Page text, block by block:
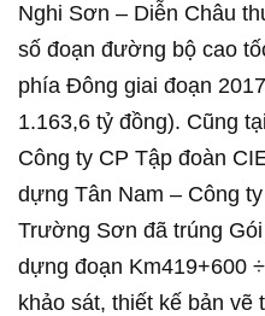
Nghi Sơn – Diễn Châu
số đoạn đường bộ cao
phía Đông giai đoạn
1.163,6 tỷ đồng). Cũng
Công ty CP Tập đoàn
dựng Tân Nam – Công
Trường Sơn đã trúng
dựng đoạn Km419+600
khảo sát, thiết kế bản vẽ